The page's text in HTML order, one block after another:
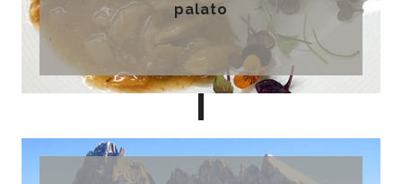
palato